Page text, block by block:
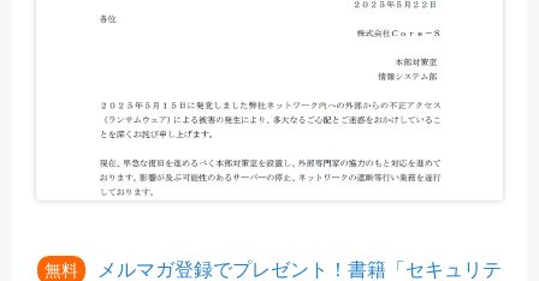
無料
メルマガ登録でプレゼント！書籍「セキュリテ